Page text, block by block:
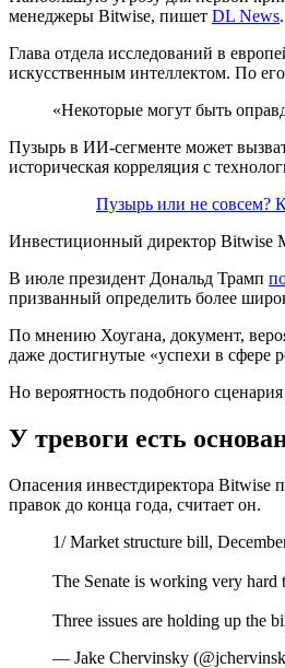
менеджеры Bitwise, пишет DL News.
Глава отдела исследований в
искусственным интеллектом. По
«Некоторые могут быть
Пузырь в ИИ-сегменте может
историческая корреляция с
Пузырь или не совсем?
Инвестиционный директор Bitwise
В июле президент Дональд Трамп
призванный определить более
По мнению Хоугана, документ,
даже достигнутые «успехи в сфере
Но вероятность подобного
У тревоги есть
Опасения инвестдиректора Bitwise
правок до конца года, считает он.
1/ Market structure bill,
The Senate is working very hard
Three issues are holding up the
— Jake Chervinsky